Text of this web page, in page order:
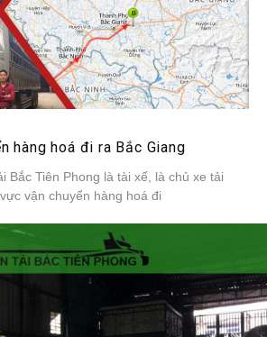
hàng hoá đi ra Bắc Giang
Bắc Tiên Phong là tài xế, là chủ xe tải
vận chuyển hàng hoá đi